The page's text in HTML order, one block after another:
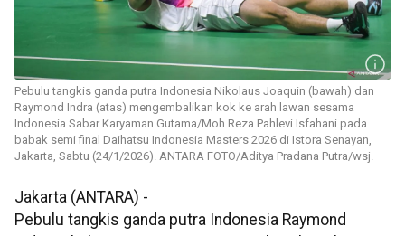
Pebulu tangkis ganda putra Indonesia Nikolaus Joaquin (bawah) dan
Raymond Indra (atas) mengembalikan kok ke arah lawan sesama
Indonesia Sabar Karyaman Gutama/Moh Reza Pahlevi Isfahani pada
babak semi final Daihatsu Indonesia Masters 2026 di Istora Senayan,
Jakarta, Sabtu (24/1/2026). ANTARA FOTO/Aditya Pradana Putra/wsj.
Jakarta (ANTARA) -
Pebulu tangkis ganda putra Indonesia Raymond